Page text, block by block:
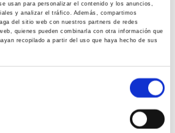
usan para personalizar el contenido y los anuncios,
y analizar el tráfico. Además, compartimos
del sitio web con nuestros partners de redes
quienes pueden combinarla con otra información que
recopilado a partir del uso que haya hecho de sus